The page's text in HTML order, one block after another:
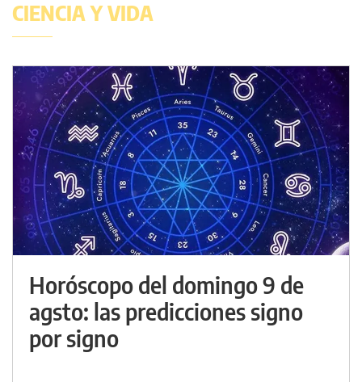
CIENCIA Y VIDA
Horóscopo del domingo 9 de
agsto: las predicciones signo
por signo